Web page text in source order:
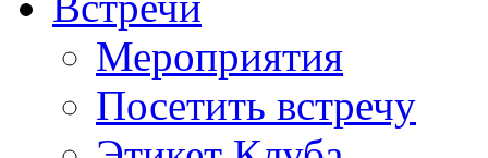
Мероприятия
Посетить встречу